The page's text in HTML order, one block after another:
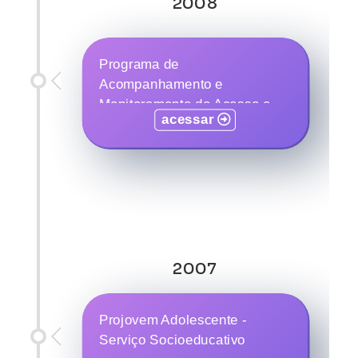
2007
Programa de
Acompanhamento e
Monitoramento do Acesso e
Permanência na Escola das
Pessoas com Deficiência
acessar
Projovem Adolescente -
Serviço Socioeducativo